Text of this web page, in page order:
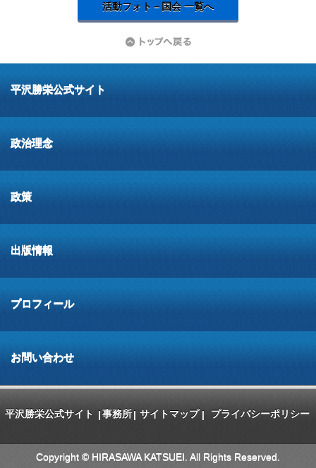
活動フォト－国会 一覧へ
平沢勝栄公式サイト
政治理念
政策
出版情報
プロフィール
お問い合わせ
平沢勝栄公式サイト |事務所| サイトマップ | プライバシーポリシー
Copyright © HIRASAWA KATSUEI. All Rights Reserved.